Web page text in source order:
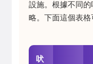
設施。根據不同
略。下面這個表格
吠